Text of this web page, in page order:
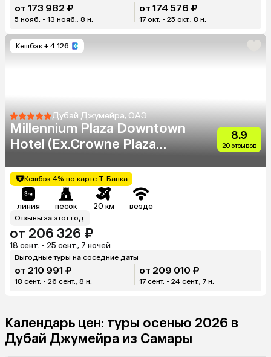
от 173 982 ₽
5 нояб. - 13 нояб., 8 н.
от 174 576 ₽
17 окт. - 25 окт., 8 н.
Кешбэк + 4 126
Дубай Джумейра, ОАЭ
Millennium Plaza Downtown
Hotel (Ex.Crowne Plaza
8.9
20 отзывов
Кешбэк 4% по карте Т-Банка
линия песок 20 км везде
Отзывы за этот год
от 206 326 ₽
18 сент. - 25 сент., 7 ночей
Выгодные туры на соседние даты
от 210 991 ₽
18 сент. - 26 сент., 8 н.
от 209 010 ₽
17 сент. - 24 сент., 7 н.
Календарь цен: туры осенью 2026 в
Дубай Джумейра из Самары